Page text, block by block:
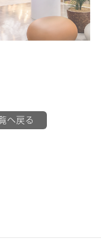
へ戻る